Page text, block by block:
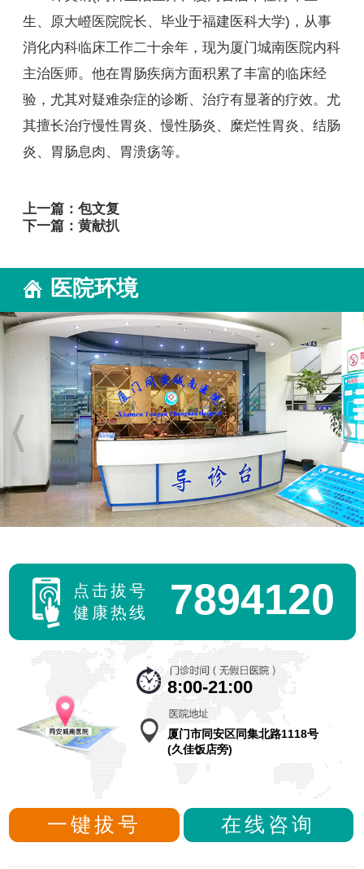
生、原大嶝医院院长、毕业于福建医科大学)，从事
消化内科临床工作二十余年，现为厦门城南医院内科
主治医师。他在胃肠疾病方面积累了丰富的临床经
验，尤其对疑难杂症的诊断、治疗有显著的疗效。尤
其擅长治疗慢性胃炎、慢性肠炎、糜烂性胃炎、结肠
炎、胃肠息肉、胃溃疡等。
上一篇： 包文复
下一篇： 黄献扒
医院环境
点击拔号
健康热线
7894120
8:00-21:00
厦门市同安区同集北路1118号
(久佳饭店旁)
一键拔号 在线咨询